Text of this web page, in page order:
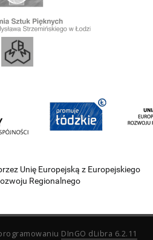
Unię Europejską z Europejskiego
Regionalnego
DInGO dLibra 6.2.11